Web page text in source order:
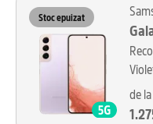
Stoc epuizat
de la